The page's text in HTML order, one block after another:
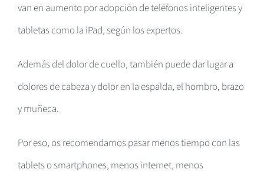
van en aumento por adopción de teléfonos inteligentes y
tabletas como la iPad, según los expertos.
Además del dolor de cuello, también puede dar lugar a
dolores de cabeza y dolor en la espalda, el hombro, brazo
y muñeca.
Por eso, os recomendamos pasar menos tiempo con las
tablets o smartphones, menos internet, menos